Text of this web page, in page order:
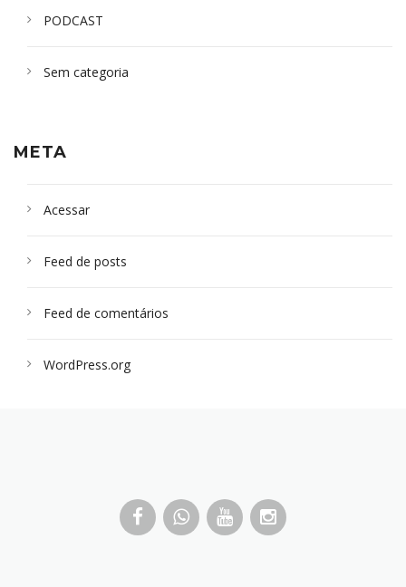
PODCAST
Sem categoria
META
Acessar
Feed de posts
Feed de comentários
WordPress.org